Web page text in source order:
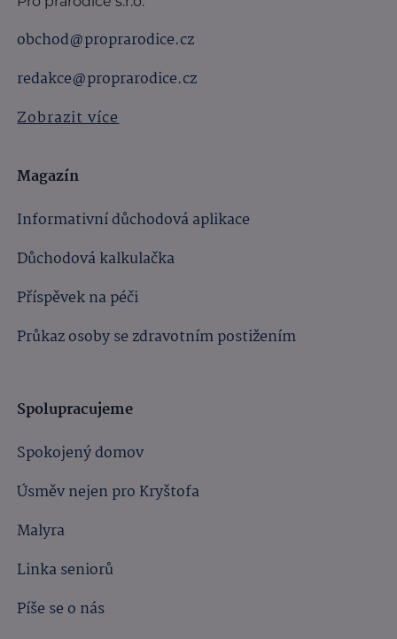
obchod@proprarodice.cz
redakce@proprarodice.cz
Zobrazit více
Magazín
Informativní důchodová aplikace
Důchodová kalkulačka
Příspěvek na péči
Průkaz osoby se zdravotním postižením
Spolupracujeme
Spokojený domov
Úsměv nejen pro Kryštofa
Malyra
Linka seniorů
Píše se o nás